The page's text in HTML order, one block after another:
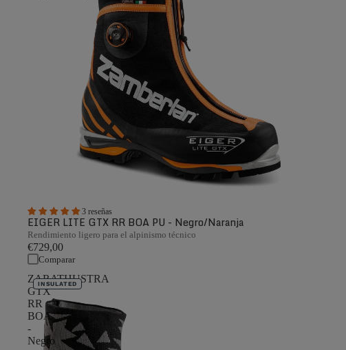
3 reseñas
EIGER LITE GTX RR BOA PU - Negro/Naranja
Rendimiento ligero para el alpinismo técnico
€729,00
Comparar
ZARATHUSTRA
GTX
RR
BOA
-
Negro
INSULATED